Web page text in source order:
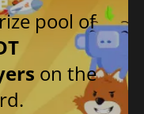
pool of
on the